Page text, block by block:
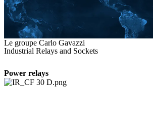
Le groupe Carlo Gavazzi
Industrial Relays and Sockets
Power relays